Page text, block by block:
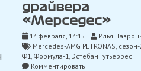
драйвера
«Мерседес»
14 февраля, 14:15
Илья
Mercedes-AMG PETRONAS
Ф1 Формула-1 Эстебан Гутьеррес
Комментироватьon